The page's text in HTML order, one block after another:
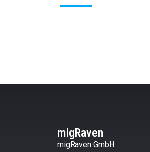
migRaven
migRaven GmbH